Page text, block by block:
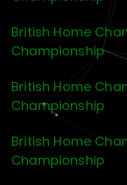
British Home
Championship
British Home
Championship
British Home
Championship